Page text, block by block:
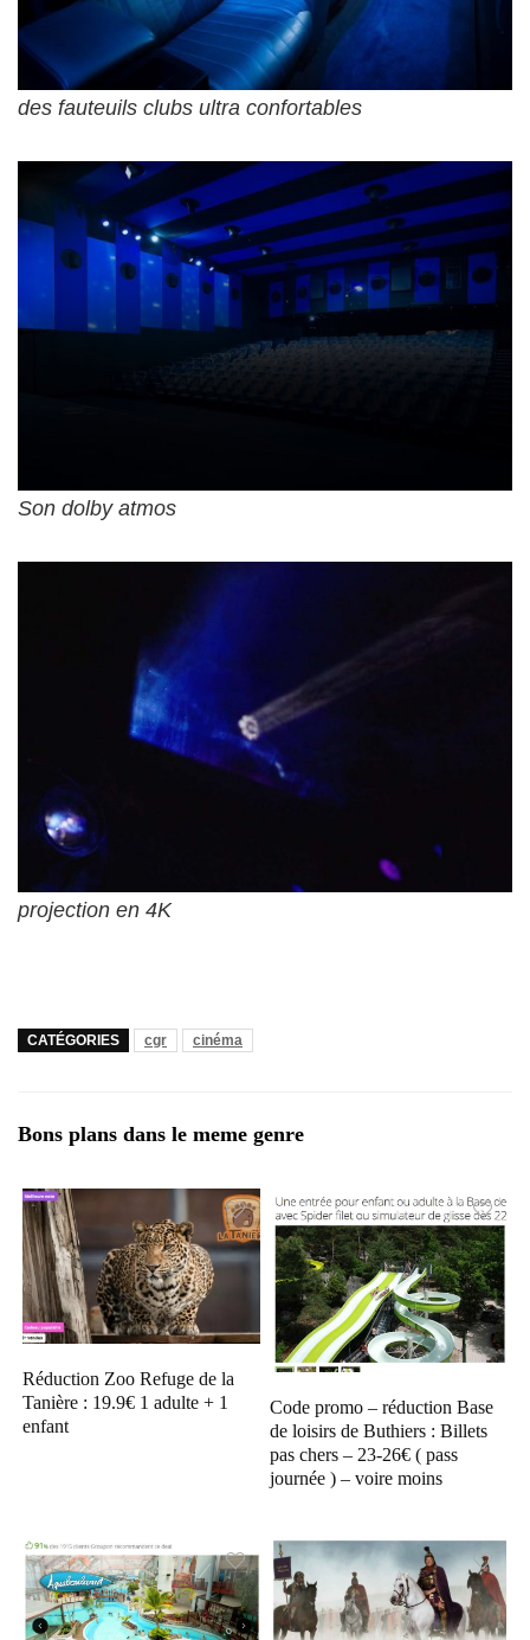
des fauteuils clubs ultra confortables
Son dolby atmos
projection en 4K
CATÉGORIES cgr cinéma
Bons plans dans le meme genre
Réduction Zoo Refuge de la
Tanière : 19.9€ 1 adulte + 1
enfant
Code promo – réduction Base
de loisirs de Buthiers : Billets
pas chers – 23-26€ ( pass
journée ) – voire moins